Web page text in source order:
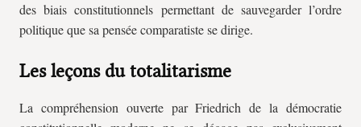
des biais constitutionnels permettant de sauvegarder l’ordre
politique que sa pensée comparatiste se dirige.
Les leçons du totalitarisme
La compréhension ouverte par Friedrich de la démocratie